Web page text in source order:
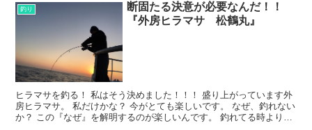
釣り
断固たる決意が必要なんだ！！
『外房ヒラマサ 松鶴丸』
ヒラマサを釣る！ 私はそう決めました！！！ 盛り上がっています外
房ヒラマサ。 私だけかな？ 今がとても楽しいです。 なぜ、釣れない
か？ この『なぜ』を解明するのが楽しいんです。 釣れてる時より、